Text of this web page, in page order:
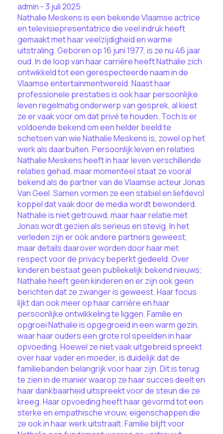
admin - 3 juli 2025
Nathalie Meskens is een bekende Vlaamse actrice
en televisiepresentatrice die veel indruk heeft
gemaakt met haar veelzijdigheid en warme
uitstraling. Geboren op 16 juni 1977, is ze nu 46 jaar
oud. In de loop van haar carrière heeft Nathalie zich
ontwikkeld tot een gerespecteerde naam in de
Vlaamse entertainmentwereld. Naast haar
professionele prestaties is ook haar persoonlijke
leven regelmatig onderwerp van gesprek, al kiest
ze er vaak voor om dat privé te houden. Toch is er
voldoende bekend om een helder beeld te
schetsen van wie Nathalie Meskens is, zowel op het
werk als daarbuiten. Persoonlijk leven en relaties
Nathalie Meskens heeft in haar leven verschillende
relaties gehad, maar momenteel staat ze vooral
bekend als de partner van de Vlaamse acteur Jonas
Van Geel. Samen vormen ze een stabiel en liefdevol
koppel dat vaak door de media wordt bewonderd.
Nathalie is niet getrouwd, maar haar relatie met
Jonas wordt gezien als serieus en stevig. In het
verleden zijn er ook andere partners geweest,
maar details daarover worden door haar met
respect voor de privacy beperkt gedeeld. Over
kinderen bestaat geen publiekelijk bekend nieuws;
Nathalie heeft geen kinderen en er zijn ook geen
berichten dat ze zwanger is geweest. Haar focus
lijkt dan ook meer op haar carrière en haar
persoonlijke ontwikkeling te liggen. Familie en
opgroei Nathalie is opgegroeid in een warm gezin,
waar haar ouders een grote rol speelden in haar
opvoeding. Hoewel ze niet vaak uitgebreid spreekt
over haar vader en moeder, is duidelijk dat de
familiebanden belangrijk voor haar zijn. Dit is terug
te zien in de manier waarop ze haar succes deelt en
haar dankbaarheid uitspreekt voor de steun die ze
kreeg. Haar opvoeding heeft haar gevormd tot een
sterke en empathische vrouw, eigenschappen die
ze ook in haar werk uitstraalt. Familie blijft voor